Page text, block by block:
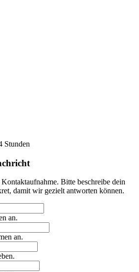
Stunden
Bitte beschreibe dein
damit wir gezielt antworten können.
an.
an.